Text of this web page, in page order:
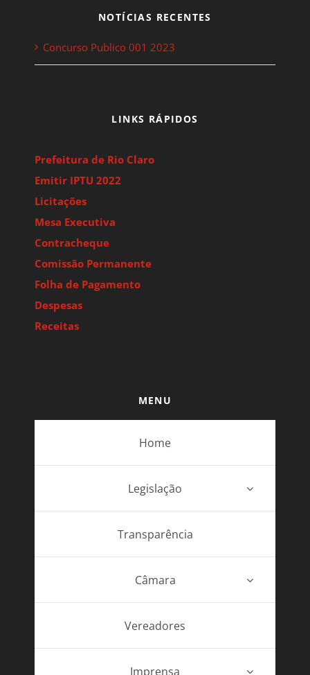
NOTÍCIAS RECENTES
Concurso Publico 001 2023
LINKS RÁPIDOS
Prefeitura de Rio Claro
Emitir IPTU 2022
Licitações
Mesa Executiva
Contracheque
Comissão Permanente
Folha de Pagamento
Despesas
Receitas
MENU
Home
Legislação
Transparência
Câmara
Vereadores
Imprensa